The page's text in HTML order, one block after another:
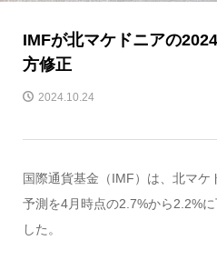
IMFが北マケドニアの
方修正
2024.10.24
国際通貨基金（IMF）は、北マ
予測を4月時点の2.7%から2.2%
した。